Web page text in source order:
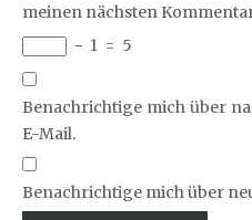
meinen nächsten
− 1 = 5
Benachrichtige mich über
E-Mail.
Benachrichtige mich über